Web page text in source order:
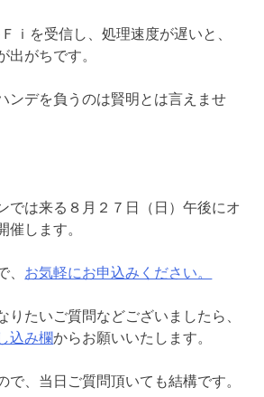
ｉを受信し、処理速度が遅いと、
出がちです。
ンデを負うのは賢明とは言えませ
では来る８月２７日（日）午後にオ
催します。
、 お気軽にお申込みください。
りたいご質問などございましたら、
込み欄からお願いいたします。
で、当日ご質問頂いても結構です。